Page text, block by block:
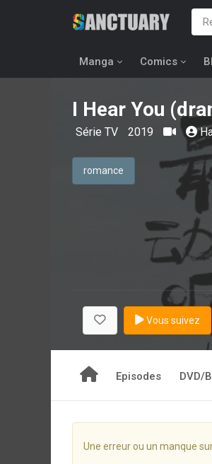
Manga Comics
I Hear You
Série TV 2019
romance
Vous suivez
Episodes DVD/
Une erreur ou un manque